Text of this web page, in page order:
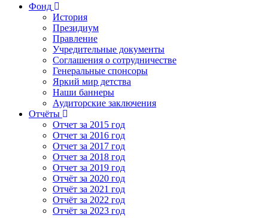
Фонд
История
Президиум
Правление
Учредительные документы
Соглашения о сотрудничестве
Генеральные спонсоры
Яркий мир детства
Наши баннеры
Аудиторские заключения
Отчёты
Отчет за 2015 год
Отчет за 2016 год
Отчет за 2017 год
Отчет за 2018 год
Отчет за 2019 год
Отчёт за 2020 год
Отчёт за 2021 год
Отчёт за 2022 год
Отчёт за 2023 год